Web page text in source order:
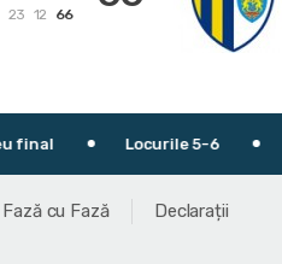
23 12 66
Locurile 5-6
Fază cu Fază Declarații